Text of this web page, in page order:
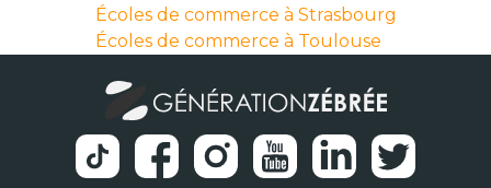
Écoles de commerce à Strasbourg
Écoles de commerce à Toulouse